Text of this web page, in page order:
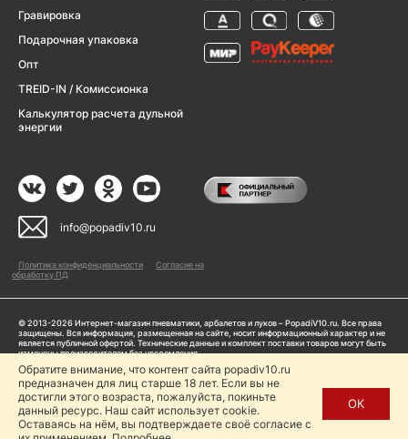
Гравировка
Подарочная упаковка
Опт
TREID-IN / Комиссионка
Калькулятор расчета дульной
энергии
info@popadiv10.ru
Политика конфиденциальности
Согласие на
обработку ПД
© 2013-2026 Интернет-магазин пневматики, арбалетов и луков – PopadiV10.ru. Все права
защищены. Вся информация, размещенная на сайте, носит информационный характер и не
является публичной офертой. Технические данные и комплект поставки товаров могут быть
изменены производителем без уведомления
Пользуясь сайтом Popadiv10.ru, пользователь автоматически соглашается с условиями,
прописанными в
Политике конфиденциальности
Копирование любой информации (тексты, фото, видео и др.) с сайта Popadiv10 запрещено,
за исключением наличия письменного согласия администрации сайта Popadiv10.
Обратите внимание, что контент сайта popadiv10.ru
предназначен для лиц старше 18 лет. Если вы не
достигли этого возраста, пожалуйста, покиньте
данный ресурс. Наш сайт использует cookie.
Оставаясь на нём, вы подтверждаете своё согласие с
ОК